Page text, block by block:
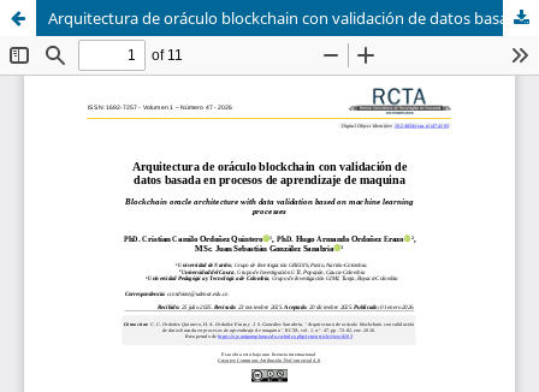
Arquitectura de oráculo blockchain con validación de datos basada en procesos de aprendizaje de maquina